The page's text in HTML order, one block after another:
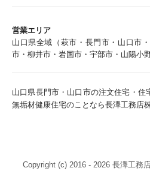
営業エリア
山口県全域（萩市・長門市・山口市
市・柳井市・岩国市・宇部市・山陽小
山口県長門市・山口市の注文住宅・住
無垢材健康住宅のことなら長澤工務店
Copyright (c) 2016 - 2026 長澤工務